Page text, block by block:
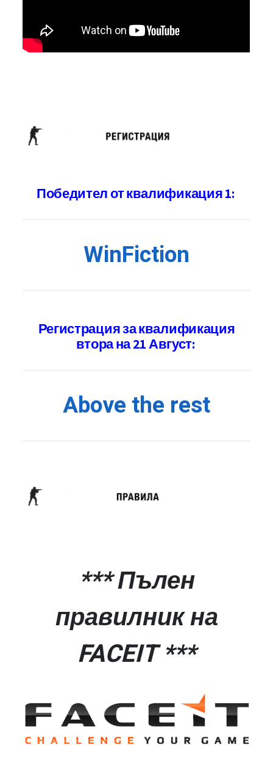
Победител от квалификация 1:
WinFiction
Регистрация за квалификация
втора на 21 Август:
Above the rest
*** Пълен
правилник на
FACEIT ***